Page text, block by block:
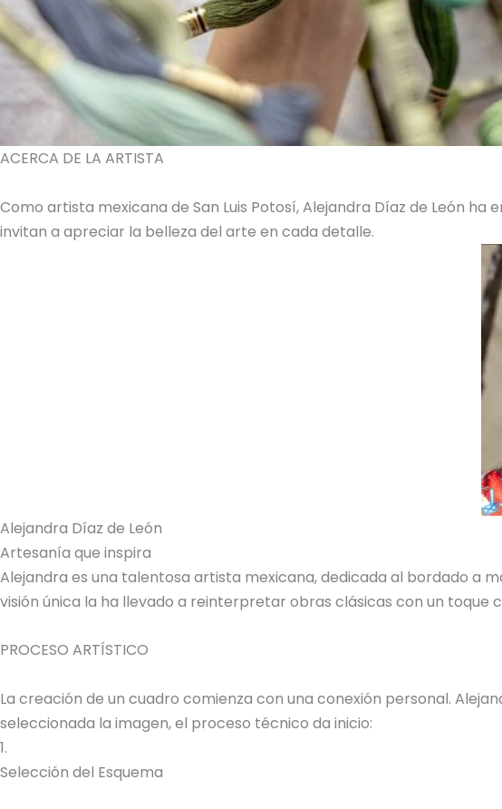
ACERCA DE LA ARTISTA
Como artista mexicana de San Luis Potosí, Alejandra Díaz de León
invitan a apreciar la belleza del arte en cada detalle.
Alejandra Díaz de León
Artesanía que inspira
Alejandra es una talentosa artista mexicana, dedicada al bordado a
visión única la ha llevado a reinterpretar obras clásicas con un toque
PROCESO ARTÍSTICO
La creación de un cuadro comienza con una conexión personal.
seleccionada la imagen, el proceso técnico da inicio:
1.
Selección del Esquema